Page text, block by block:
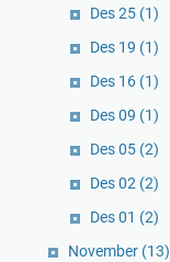
Des 25 (1)
Des 19 (1)
Des 16 (1)
Des 09 (1)
Des 05 (2)
Des 02 (2)
Des 01 (2)
November (13)